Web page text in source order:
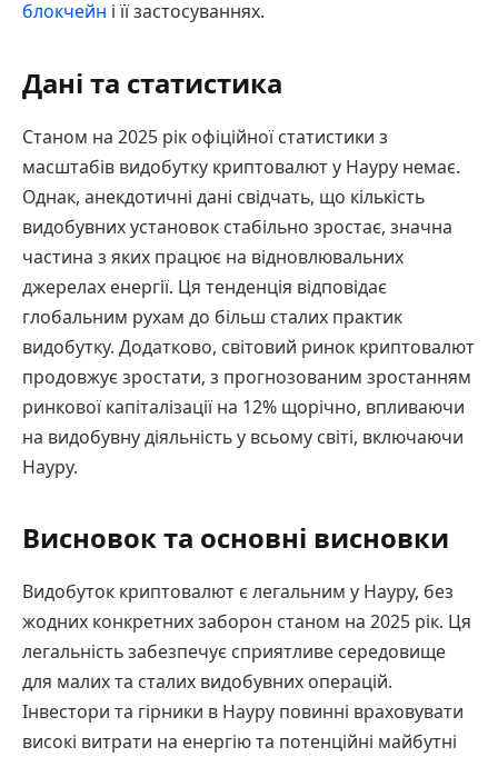
блокчейн і її застосуваннях.
Дані та статистика
Станом на 2025 рік офіційної статистики з
масштабів видобутку криптовалют у Науру немає.
Однак, анекдотичні дані свідчать, що кількість
видобувних установок стабільно зростає, значна
частина з яких працює на відновлювальних
джерелах енергії. Ця тенденція відповідає
глобальним рухам до більш сталих практик
видобутку. Додатково, світовий ринок криптовалют
продовжує зростати, з прогнозованим зростанням
ринкової капіталізації на 12% щорічно, впливаючи
на видобувну діяльність у всьому світі, включаючи
Науру.
Висновок та основні висновки
Видобуток криптовалют є легальним у Науру, без
жодних конкретних заборон станом на 2025 рік. Ця
легальність забезпечує сприятливе середовище
для малих та сталих видобувних операцій.
Інвестори та гірники в Науру повинні враховувати
високі витрати на енергію та потенційні майбутні